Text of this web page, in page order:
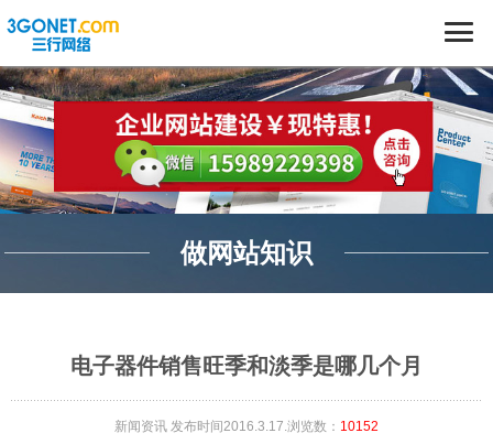
做网站知识
电子器件销售旺季和淡季是哪几个月
新闻资讯 发布时间2016.3.17.浏览数： 10152